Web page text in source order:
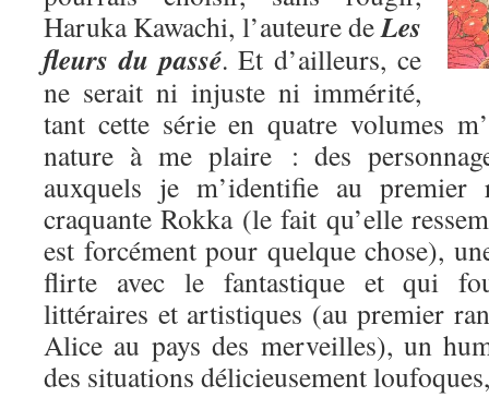
Haruka Kawachi, l’auteure deLes
fleurs du passé. Et d’ailleurs, ce
ne serait ni injuste ni immérité,
tant cette série en quatre volumes
nature à me plaire : des
auxquels je m’identifie au premier
craquante Rokka (le fait qu’elle
est forcément pour quelque chose),
flirte avec le fantastique et qui
littéraires et artistiques (au premier
Alice au pays des merveilles), un
des situations délicieusement